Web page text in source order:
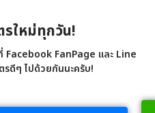
รใหม่ทุกวัน!
Facebook FanPage และ Line
รดีๆ ไปด้วยกันนะครับ!